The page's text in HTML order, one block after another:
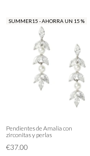
SUMMER15 - AHORRA UN 15 %
Pendientes de Amalia con
zirconitas y perlas
€37.00